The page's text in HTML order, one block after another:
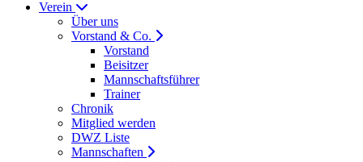
Verein
Über uns
Vorstand & Co.
Vorstand
Beisitzer
Mannschaftsführer
Trainer
Chronik
Mitglied werden
DWZ Liste
Mannschaften